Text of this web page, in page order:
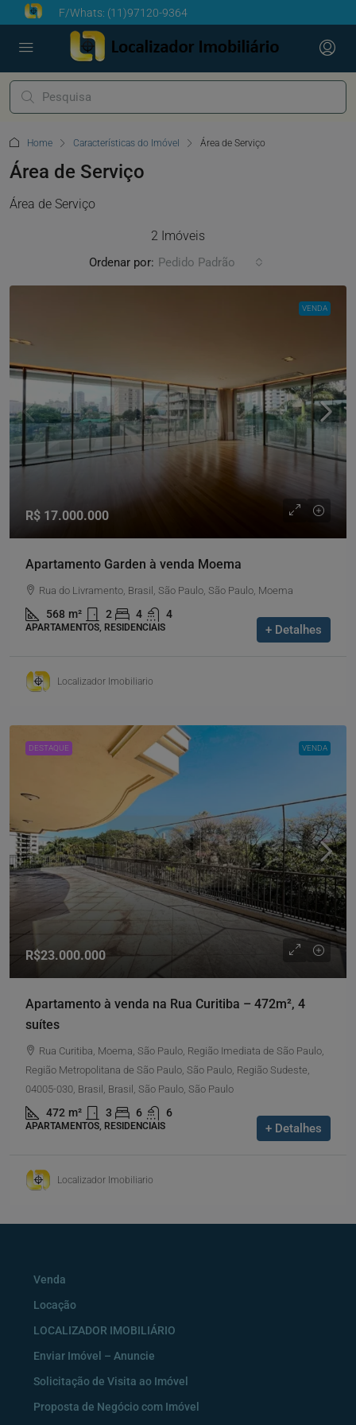
F/Whats: (11)97120-9364
Home Características do Imóvel Área de Serviço
Área de Serviço
Área de Serviço
2 Imóveis
Ordenar por: Pedido Padrão
VENDA
R$ 17.000.000
Apartamento Garden à venda Moema
Rua do Livramento, Brasil, São Paulo, São Paulo, Moema
568 m² 2 4 4
APARTAMENTOS, RESIDENCIAIS + Detalhes
Localizador Imobiliario
DESTAQUE VENDA
R$23.000.000
Apartamento à venda na Rua Curitiba – 472m², 4
suítes
Rua Curitiba, Moema, São Paulo, Região Imediata de São Paulo,
Região Metropolitana de São Paulo, São Paulo, Região Sudeste,
04005-030, Brasil, Brasil, São Paulo, São Paulo
472 m² 3 6 6
APARTAMENTOS, RESIDENCIAIS + Detalhes
Localizador Imobiliario
Venda
Locação
LOCALIZADOR IMOBILIÁRIO
Enviar Imóvel – Anuncie
Solicitação de Visita ao Imóvel
Proposta de Negócio com Imóvel